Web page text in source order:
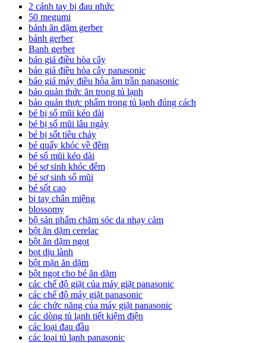
2 cánh tay bị đau nhức
50 megumi
bánh ăn dặm gerber
bánh gerber
Banh gerber
báo giá điều hòa cây
báo giá điều hòa cây panasonic
báo giá máy điều hòa âm trần panasonic
bảo quản thức ăn trong tủ lạnh
bảo quản thực phẩm trong tủ lạnh đúng cách
bé bị sổ mũi kéo dài
bé bị sổ mũi lâu ngày
bé bị sốt tiêu chảy
bé quấy khóc về đêm
bé sổ mũi kéo dài
bé sơ sinh khóc đêm
bé sơ sinh sổ mũi
bé sốt cao
bị tay chân miệng
blossomy
bộ sản phẩm chăm sóc da nhạy cảm
bột ăn dặm cerelac
bột ăn dặm ngọt
bọt dịu lành
bột mặn ăn dặm
bột ngọt cho bé ăn dặm
các chế độ giặt của máy giặt panasonic
các chế độ máy giặt panasonic
các chức năng của máy giặt panasonic
các dòng tủ lạnh tiết kiệm điện
các loại đau đầu
các loại tủ lạnh panasonic